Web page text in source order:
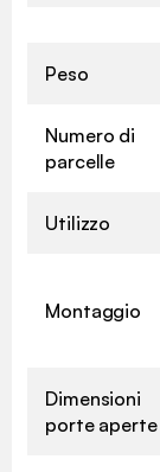
Peso
Numero di
parcelle
Utilizzo
Montaggio
Dimensioni
porte aperte